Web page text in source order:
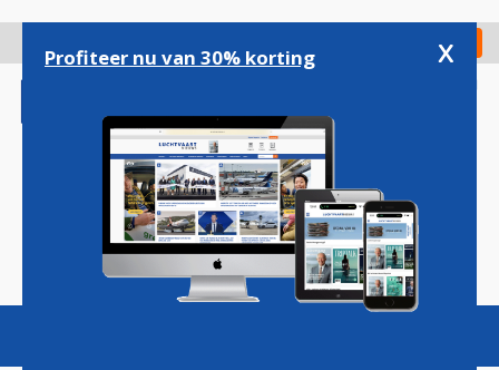
gaan
Check in
Magazine Podcasts Vacatures
Profiteer nu van 30% korting x